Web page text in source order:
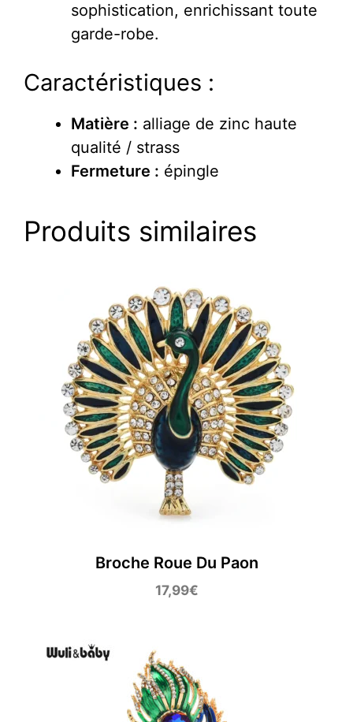
sophistication, enrichissant toute
garde-robe.
Caractéristiques :
Matière : alliage de zinc haute
qualité / strass
Fermeture : épingle
Produits similaires
Broche Roue Du Paon
17,99€